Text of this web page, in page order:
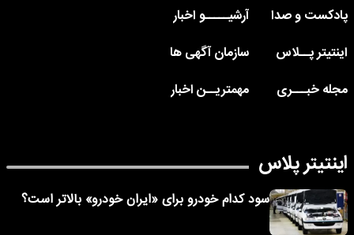
پادکست و صدا
آرشیـــــو اخبار
اینتیتر پــلاس
سازمان آگهی ها
مجله خبـــری
مهمتریــن اخبار
اینتیتر پلاس
سود کدام خودرو برای «ایران خودرو» بالاتر است؟